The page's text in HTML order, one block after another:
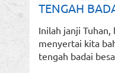
TENGAH
Inilah janji Tuhan,
menyertai kita
tengah badai